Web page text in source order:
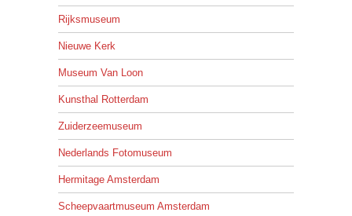
Rijksmuseum
Nieuwe Kerk
Museum Van Loon
Kunsthal Rotterdam
Zuiderzeemuseum
Nederlands Fotomuseum
Hermitage Amsterdam
Scheepvaartmuseum Amsterdam